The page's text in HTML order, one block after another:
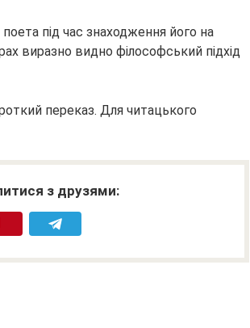
під час знаходження його на
виразно видно філософський підхід
переказ. Для читацького
з друзями: